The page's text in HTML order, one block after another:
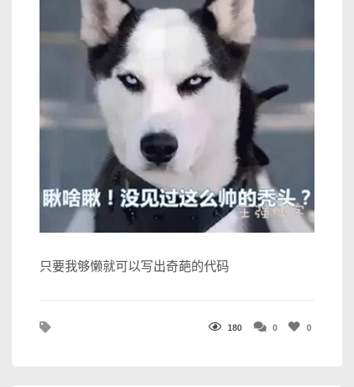
只要我够懒就可以写出奇葩的代码
180 0 0